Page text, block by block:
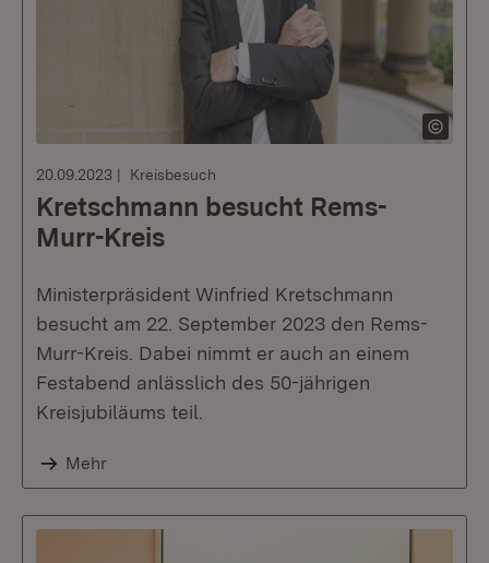
20.09.2023 Kreisbesuch
Kretschmann besucht Rems-
Murr-Kreis
Ministerpräsident Winfried Kretschmann
besucht am 22. September 2023 den Rems-
Murr-Kreis. Dabei nimmt er auch an einem
Festabend anlässlich des 50-jährigen
Kreisjubiläums teil.
Mehr